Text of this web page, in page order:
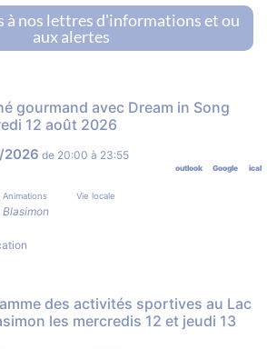
à nos lettres d'informations et ou
aux alertes
gourmand avec Dream in Song
12 août 2026
2026 de 20:00 à 23:55
ical
Google
outlook
Animations Vie locale
des activités sportives au Lac
les mercredis 12 et jeudi 13